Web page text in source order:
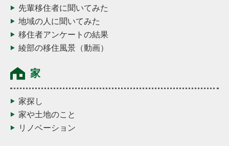
先輩移住者に聞いてみた
地域の人に聞いてみた
移住者アンケートの結果
綾部の移住風景（動画）
家
家探し
家や土地のこと
リノベーション